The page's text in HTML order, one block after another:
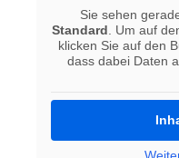
Sie sehen
Standard . Um auf
klicken Sie auf den
dass dabei Daten